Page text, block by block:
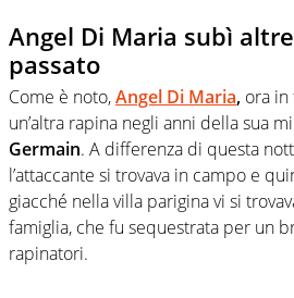
Angel Di Maria subì
passato
Come è noto,Angel Di Maria, ora in
un’altra rapina negli anni della sua
Germain. A differenza di questa
l’attaccante si trovava in campo e
giacché nella villa parigina vi si
famiglia, che fu sequestrata per un
rapinatori.